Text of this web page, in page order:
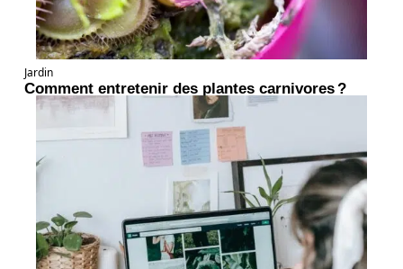
Jardin
Comment entretenir des plantes carnivores ?